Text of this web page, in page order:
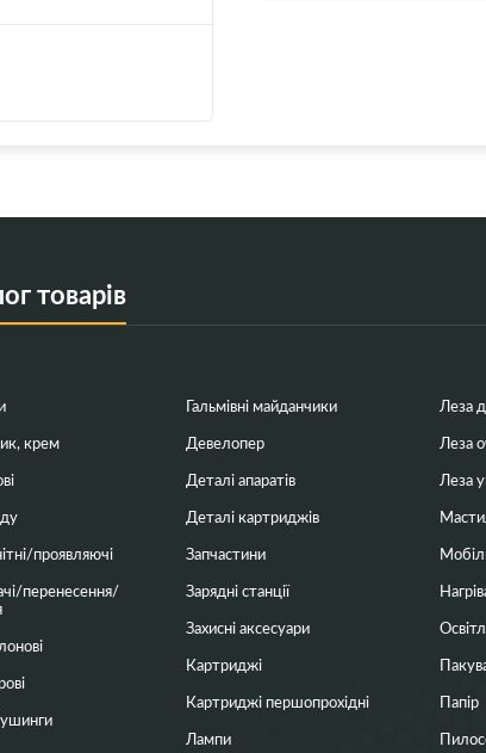
товарів
крем
проявляючі
перенесення/
Гальмівні майданчики
Девелопер
Деталі апаратів
Деталі картриджів
Запчастини
Зарядні станції
Захисні аксесуари
Картриджі
Картриджі першопрохідні
Лампи
Леза
Леза
Леза
Папір